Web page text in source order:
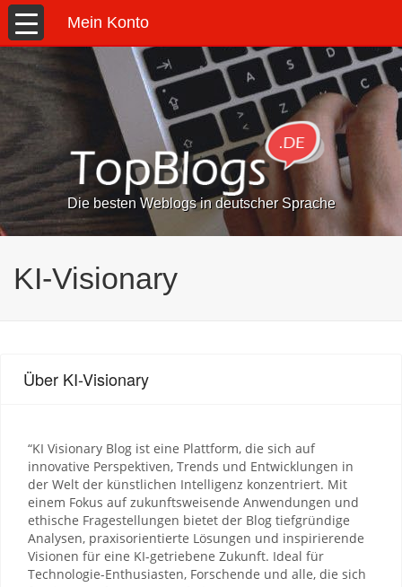
Mein Konto
Die besten Weblogs in deutscher Sprache
KI-Visionary
Über KI-Visionary
“KI Visionary Blog ist eine Plattform, die sich auf
innovative Perspektiven, Trends und Entwicklungen in
der Welt der künstlichen Intelligenz konzentriert. Mit
einem Fokus auf zukunftsweisende Anwendungen und
ethische Fragestellungen bietet der Blog tiefgründige
Analysen, praxisorientierte Lösungen und inspirierende
Visionen für eine KI-getriebene Zukunft. Ideal für
Technologie-Enthusiasten, Forschende und alle, die sich